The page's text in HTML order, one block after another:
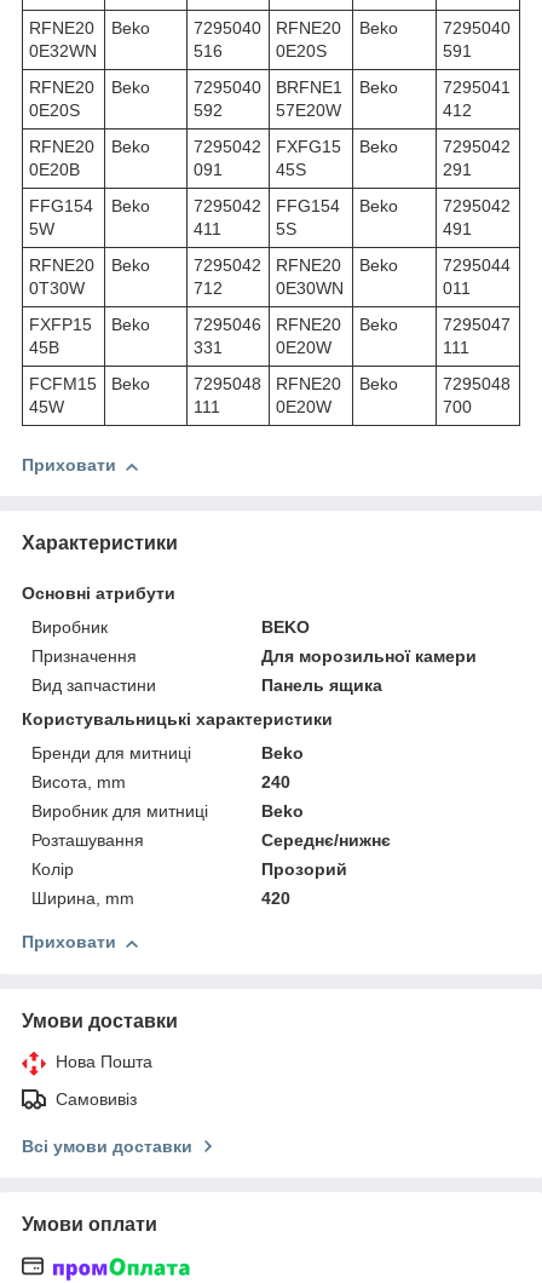
RFNE20
0E32WN
Beko
7295040
516
RFNE20
0E20S
Beko
7295040
591
RFNE20
0E20S
Beko
7295040
592
BRFNE1
57E20W
Beko
7295041
412
RFNE20
0E20B
Beko
7295042
091
FXFG15
45S
Beko
7295042
291
FFG154
5W
Beko
7295042
411
FFG154
5S
Beko
7295042
491
RFNE20
0T30W
Beko
7295042
712
RFNE20
0E30WN
Beko
7295044
011
FXFP15
45B
Beko
7295046
331
RFNE20
0E20W
Beko
7295047
111
FCFM15
45W
Beko
7295048
111
RFNE20
0E20W
Beko
7295048
700
Приховати
Характеристики
Основні атрибути
Виробник
BEKO
Призначення
Для морозильної камери
Вид запчастини
Панель ящика
Користувальницькі характеристики
Бренди для митниці
Beko
Висота, mm
240
Виробник для митниці
Beko
Розташування
Середнє/нижнє
Колір
Прозорий
Ширина, mm
420
Приховати
Умови доставки
Нова Пошта
Самовивіз
Всі умови доставки
Умови оплати